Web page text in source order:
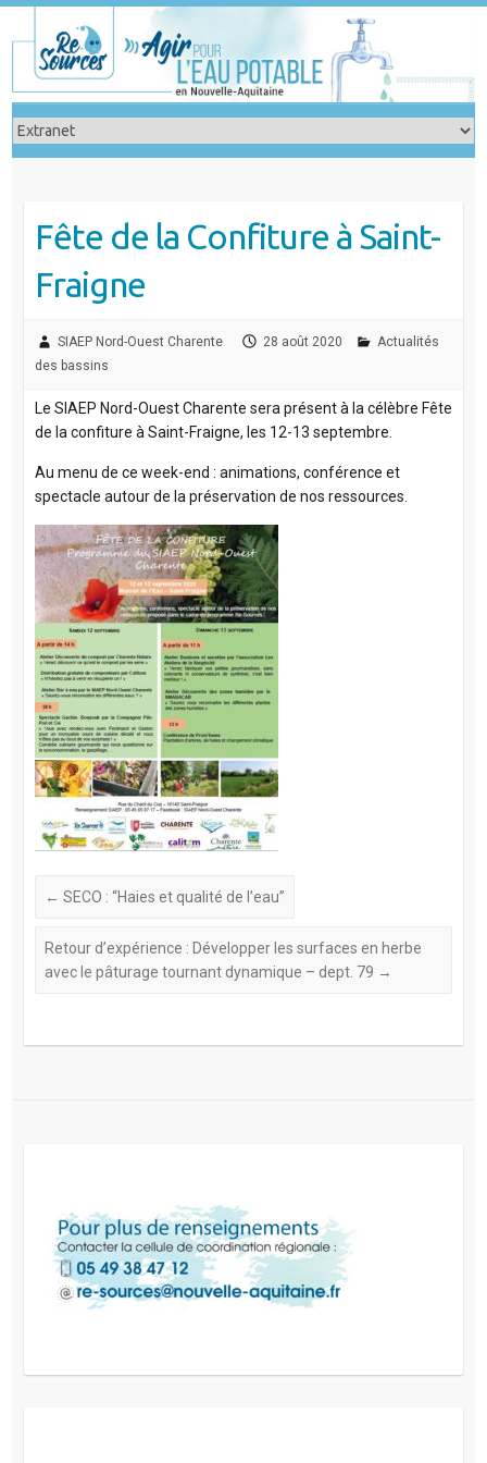
to
content
Fête de la Confiture à Saint-
Fraigne
SIAEP Nord-Ouest Charente 28 août 2020
Actualités
des bassins
Le SIAEP Nord-Ouest Charente sera présent à la célèbre Fête
de la confiture à Saint-Fraigne, les 12-13 septembre.
Au menu de ce week-end : animations, conférence et
spectacle autour de la préservation de nos ressources.
← SECO : “Haies et qualité de l’eau”
Retour d’expérience : Développer les surfaces en herbe
avec le pâturage tournant dynamique – dept. 79 →